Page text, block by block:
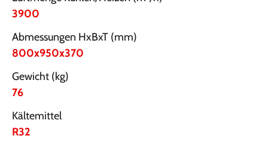
3900
Abmessungen HxBxT (mm)
800x950x370
Gewicht (kg)
76
Kältemittel
R32